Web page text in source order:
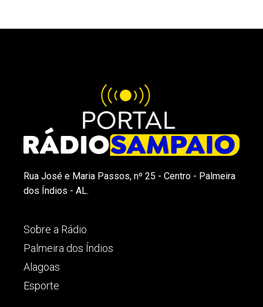
Rua José e Maria Passos, nº 25 - Centro - Palmeira
dos Índios - AL.
Sobre a Rádio
Palmeira dos Índios
Alagoas
Esporte